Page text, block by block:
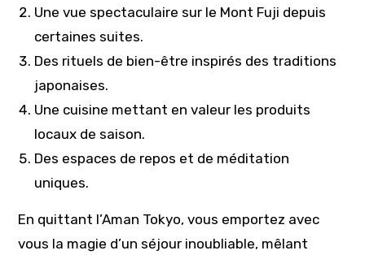
Une vue spectaculaire sur le Mont Fuji depuis
certaines suites.
Des rituels de bien-être inspirés des traditions
japonaises.
Une cuisine mettant en valeur les produits
locaux de saison.
Des espaces de repos et de méditation
uniques.
En quittant l’Aman Tokyo, vous emportez avec
vous la magie d’un séjour inoubliable, mêlant